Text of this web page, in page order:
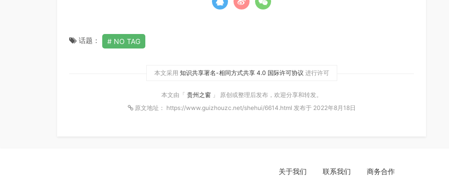
话题： NO TAG
本文采用 知识共享署名-相同方式共享 4.0 国际许可协议 进行许可
本文由「 贵州之窗 」 原创或整理后发布，欢迎分享和转发。
原文地址： https://www.guizhouzc.net/shehui/6614.html 发布于 2022年8月18日
关于我们 联系我们 商务合作